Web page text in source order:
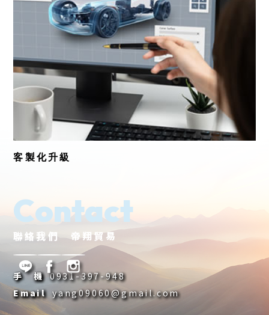
客製化升級
Contact
聯絡我們 帝翔貿易
手 機 0931-397-948
Email yang09060@gmail.com